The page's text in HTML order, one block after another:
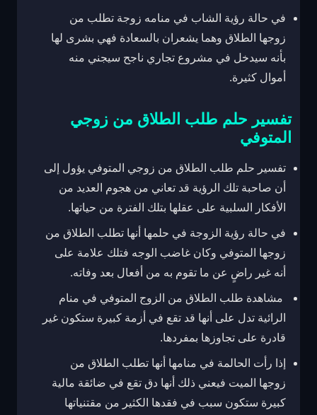
في حالة رؤية الشاب في منامه زوجة تطلب من
زوجها الطلاق وهما يشعران بالسعادة فهي بشرى لها
بأنه سيدخل في مشروع تجاري ناجح سيجني منه
أموال كثيرة.
تفسير حلم طلب الطلاق من زوجي
المتوفي
تفسير حلم طلب الطلاق من زوجي المتوفي يؤول إلى
أن صاحبة تلك الرؤية قد تعاني من هجوم العديد من
الأفكار السلبية على عقلها بتلك الفترة من حياتها.
في حالة رؤية الزوجة في حلمها أنها تطلب الطلاق من
زوجها المتوفي وكان غاضب الوجه فتلك علامة على
أنه غير راضٍ عن ما تقوم به من أفعال بعد وفاته.
مشاهدة طلب الطلاق من الزوج المتوفي في منام
الرائية تدل على أنها قد تقع في أزمة كبيرة ستكون غير
قادرة على تجاوزها بمفردها.
إذا رأت الحالمة في منامها أنها تطلب الطلاق من
زوجها الميت فيعني ذلك أنها دق تقع في ضائقة مالية
كبيرة ستكون سبب في فقدها الكثير من مقتنياتها